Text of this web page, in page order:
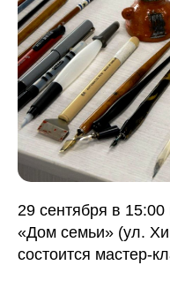
29 сентября в
«Дом семьи» (ул.
состоится мастер-